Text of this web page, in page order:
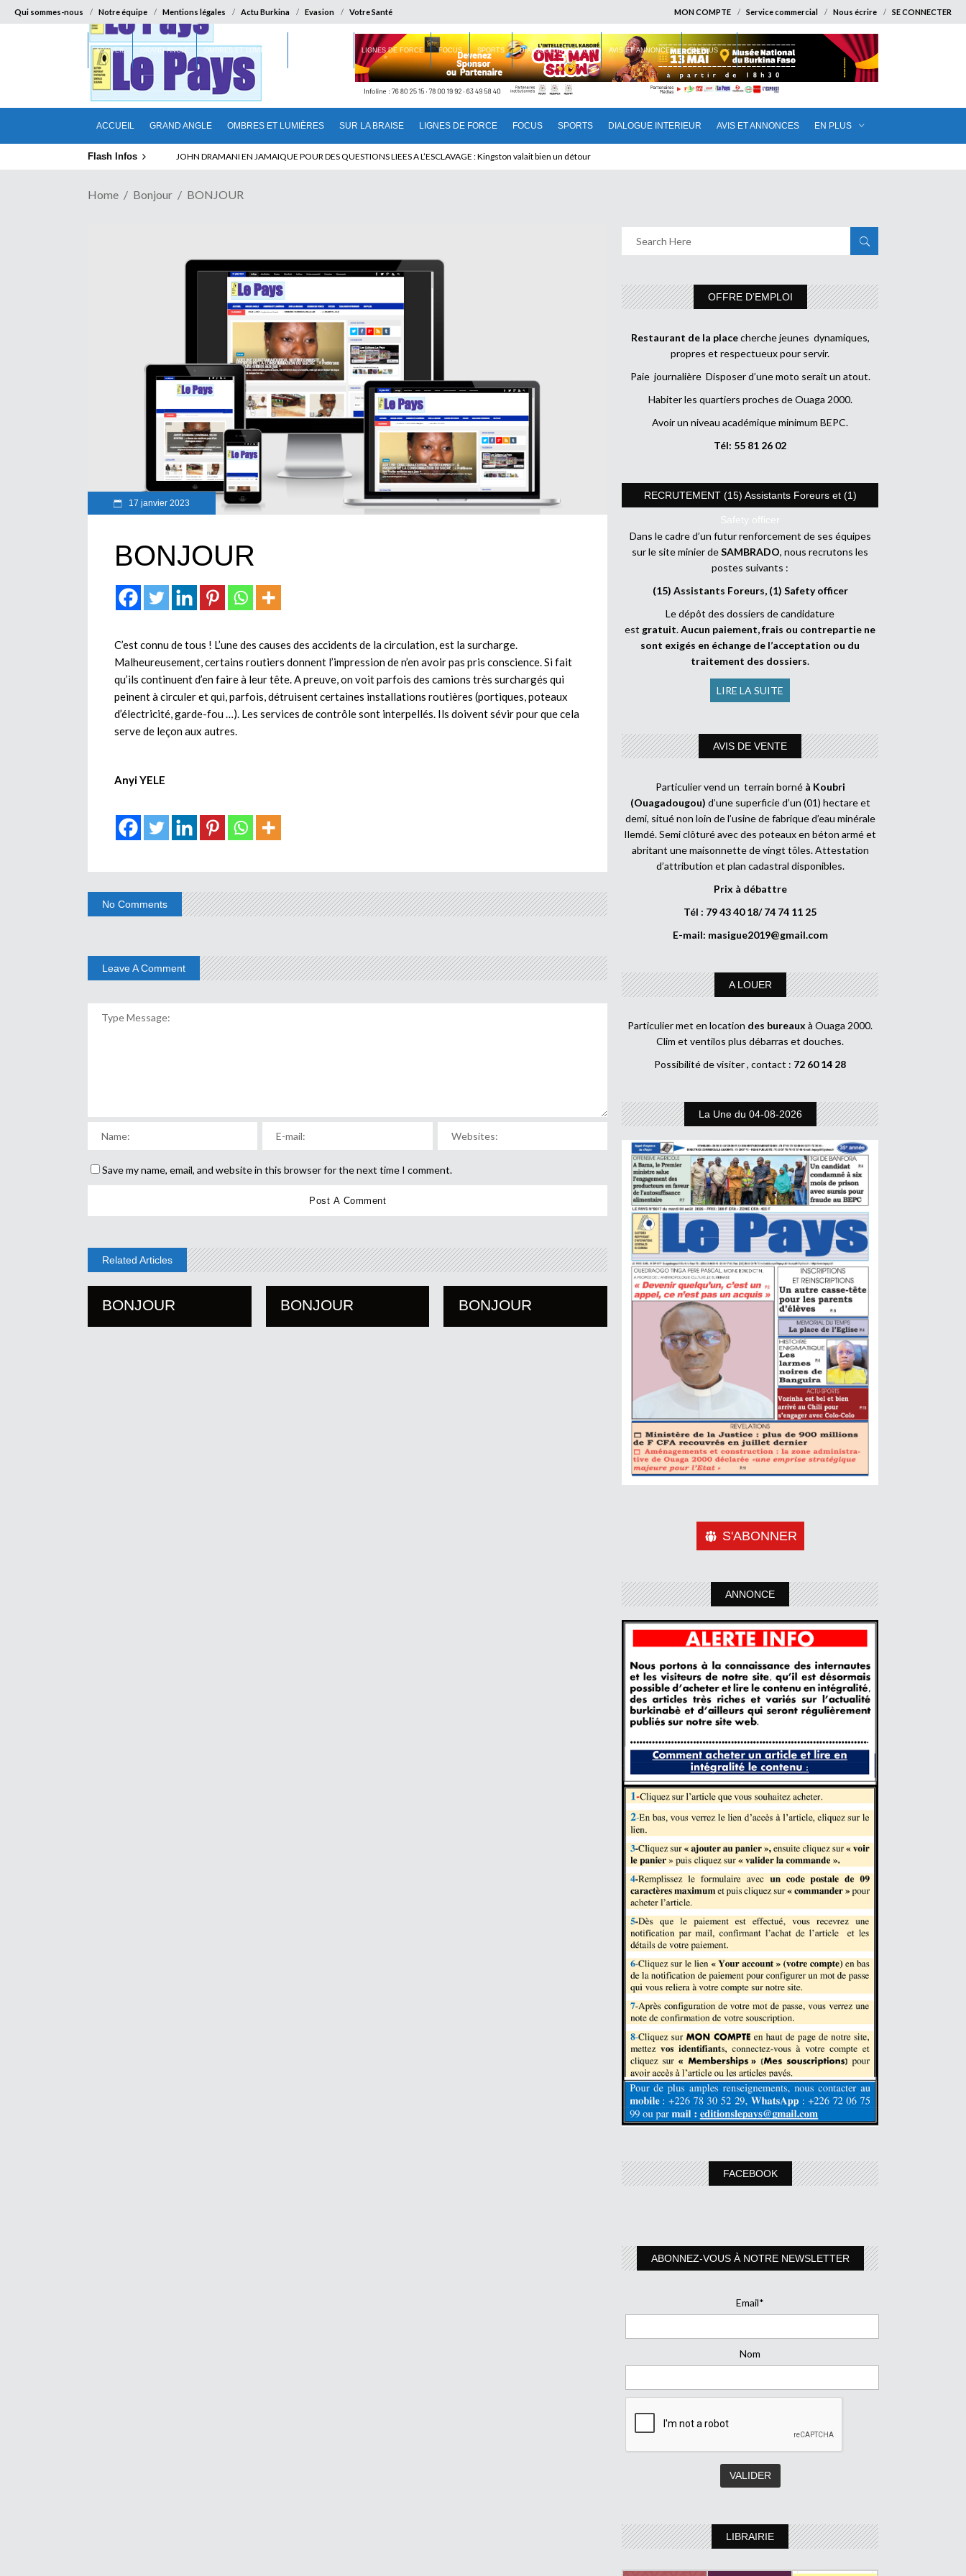
Qui sommes-nous Notre équipe Mentions légales Actu Burkina Evasion Votre Santé MON COMPTE Service commercial Nous écrire SE CONNECTER
ACCUEIL GRAND ANGLE OMBRES ET LUMIÈRES SUR LA BRAISE LIGNES DE FORCE FOCUS SPORTS DIALOGUE INTERIEUR AVIS ET ANNONCES EN PLUS
ACCUEIL GRAND ANGLE OMBRES ET LUMIÈRES LIGNES DE FORCE FOCUS SPORTS DIALOGUE INTERIEUR AVIS ET ANNONCES EN PLUS
Flash Infos ELECTION DE TALON A LA TETE DU SENAT BENINOIS : Quand Patrice quitte le pouvoir sans partir !
Home Bonjour BONJOUR
17 janvier 2023
BONJOUR
C’est connu de tous ! L’une des causes des accidents de la circulation, est la surcharge.
Malheureusement, certains routiers donnent l’impression de n’en avoir pas pris conscience. Si fait
qu’ils continuent d’en faire à leur tête. A preuve, on voit parfois des camions très surchargés qui
peinent à circuler et qui, parfois, détruisent certaines installations routières (portiques, poteaux
d’électricité, garde-fou …). Les services de contrôle sont interpellés. Ils doivent sévir pour que cela
serve de leçon aux autres.
Anyi YELE
No Comments
Leave A Comment
Save my name, email, and website in this browser for the next time I comment.
Related Articles
BONJOUR BONJOUR BONJOUR
OFFRE D’EMPLOI
Restaurant de la placecherche jeunes dynamiques,
propres et respectueux pour servir.
Paie journalière Disposer d’une moto serait un atout.
Habiter les quartiers proches de Ouaga 2000.
Avoir un niveau académique minimum BEPC.
Tél: 55 81 26 02
RECRUTEMENT (15) Assistants Foreurs et (1)
Safety officer
Dans le cadre d’un futur renforcement de ses équipes
sur le site minier deSAMBRADO, nous recrutons les
postes suivants :
(15) Assistants Foreurs, (1) Safety officer
Le dépôt des dossiers de candidature
est gratuit.Aucun paiement, frais ou contrepartie ne
sont exigés en échange de l’acceptation ou du
traitement des dossiers.
LIRE LA SUITE
AVIS DE VENTE
Particulier vend un terrain borné à Koubri
(Ouagadougou) d’une superficie d’un (01) hectare et
demi, situé non loin de l’usine de fabrique d’eau minérale
Ilemdé. Semi clôturé avec des poteaux en béton armé et
abritant une maisonnette de vingt tôles. Attestation
d’attribution et plan cadastral disponibles.
Prix à débattre
Tél : 79 43 40 18/ 74 74 11 25
E-mail: masigue2019@gmail.com
A LOUER
Particulier met en location des bureaux à Ouaga 2000.
Clim et ventilos plus débarras et douches.
Possibilité de visiter , contact : 72 60 14 28
La Une du 04-08-2026
S'ABONNER
ANNONCE
FACEBOOK
ABONNEZ-VOUS À NOTRE NEWSLETTER
Email*
Nom
LIBRAIRIE